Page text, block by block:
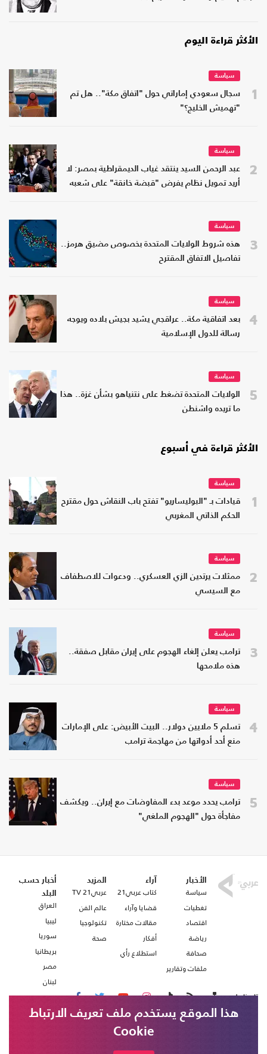
الأكثر قراءة اليوم
1
سياسة
سجال سعودي إماراتي حول "اتفاق مكة".. هل تم
"تهميش الخليج؟"
2
سياسة
عبد الرحمن السيد ينتقد غياب الديمقراطية بمصر: لا
أريد تمويل نظام يفرض "قبضة خانقة" على شعبه
3
سياسة
هذه شروط الولايات المتحدة بخصوص مضيق هرمز..
تفاصيل الاتفاق المقترح
4
سياسة
بعد اتفاقية مكة.. عراقجي يشيد بجيش بلاده ويوجه
رسالة للدول الإسلامية
5
سياسة
الولايات المتحدة تضغط على نتنياهو بشأن غزة.. هذا
ما تريده واشنطن
الأكثر قراءة في أسبوع
1
سياسة
قيادات بـ "البوليساريو" تفتح باب النقاش حول مقترح
الحكم الذاتي المغربي
2
سياسة
ممثلات يرتدين الزي العسكري.. ودعوات للاصطفاف
مع السيسي
3
سياسة
ترامب يعلن إلغاء الهجوم على إيران مقابل صفقة..
هذه ملامحها
4
سياسة
تسلم 5 ملايين دولار.. البيت الأبيض: على الإمارات
منع أحد أدواتها من مهاجمة ترامب
5
سياسة
ترامب يحدد موعد بدء المفاوضات مع إيران.. ويكشف
مفاجأة حول "الهجوم الملغي"
الأخبار
سياسة
تغطيات
اقتصاد
رياضة
صحافة
ملفات وتقارير
آراء
كتاب عربي21
قضايا وآراء
مقالات مختارة
أفكار
استطلاع رأي
المزيد
عربي21 TV
عالم الفن
تكنولوجيا
صحة
أخبار حسب
البلد
العراق
ليبيا
سوريا
بريطانيا
مصر
لبنان
تابعنا على
هذا الموقع يستخدم ملف تعريف الارتباط
Cookie